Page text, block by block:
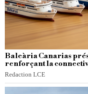
Baleària Canarias
renforçant la
Redaction LCE